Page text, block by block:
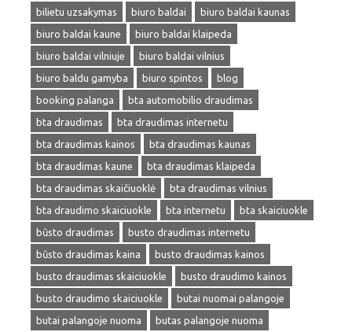
bilietu uzsakymas
biuro baldai
biuro baldai kaunas
biuro baldai kaune
biuro baldai klaipeda
biuro baldai vilniuje
biuro baldai vilnius
biuro baldu gamyba
biuro spintos
blog
booking palanga
bta automobilio draudimas
bta draudimas
bta draudimas internetu
bta draudimas kainos
bta draudimas kaunas
bta draudimas kaune
bta draudimas klaipeda
bta draudimas skaičiuoklė
bta draudimas vilnius
bta draudimo skaiciuokle
bta internetu
bta skaiciuokle
būsto draudimas
busto draudimas internetu
būsto draudimas kaina
busto draudimas kainos
busto draudimas skaiciuokle
busto draudimo kainos
busto draudimo skaiciuokle
butai nuomai palangoje
butai palangoje nuoma
butas palangoje nuoma